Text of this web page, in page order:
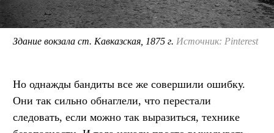
Здание вокзала ст. Кавказская, 1875 г. Источник: Pinterest
Но однажды бандиты все же совершили ошибку.
Они так сильно обнаглели, что перестали
следовать, если можно так выразиться, технике